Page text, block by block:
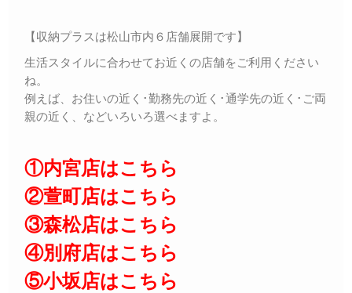
【収納プラスは松山市内６店舗展開です】
生活スタイルに合わせてお近くの店舗をご利用ください
ね。
例えば、お住いの近く･勤務先の近く･通学先の近く･ご両
親の近く、などいろいろ選べますよ。
①内宮店はこちら
②萱町店はこちら
③森松店はこちら
④別府店はこちら
⑤小坂店はこちら